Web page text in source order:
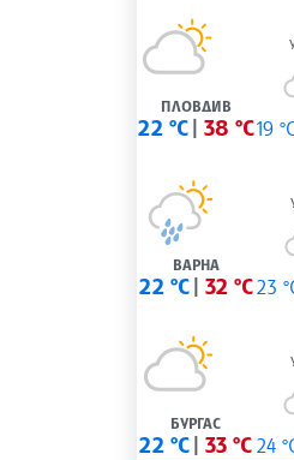
70, Ювентус с 68, Милан и
ПЛОВДИВ
22 °C 38 °C19 °C
ВАРНА
22 °C 32 °C23
БУРГАС
22 °C 33 °C 24